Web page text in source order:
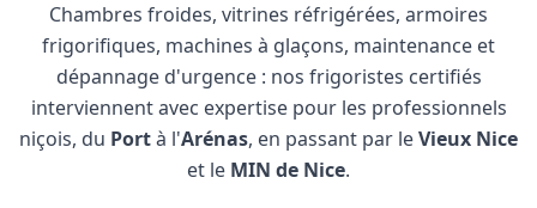
Chambres froides, vitrines réfrigérées, armoires
frigorifiques, machines à glaçons, maintenance et
dépannage d'urgence : nos frigoristes certifiés
interviennent avec expertise pour les professionnels
niçois, du Portà l'Arénas, en passant par leVieux Nice
et le MIN de Nice.